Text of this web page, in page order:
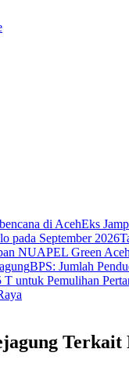
di AcehEks
pada September 2026
NUAPEL Green
BPS: Jumlah
untuk Pemulihan
Terkait